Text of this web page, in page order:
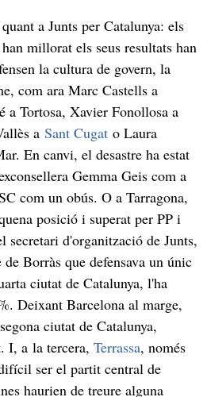
a Junts per Catalunya: els
millorat els seus resultats han
la cultura de govern, la
com ara Marc Castells a
a Tortosa, Xavier Fonollosa a
a Sant Cugato Laura
En canvi, el desastre ha estat
Gemma Geis com a
com un obús. O a Tarragona,
posició i superat per PP i
d'organització de Junts,
Borràs que defensava un únic
ciutat de Catalunya, l'ha
Deixant Barcelona al marge,
ciutat de Catalunya,
I, a la tercera, Terrassa, només
ser el partit central de
haurien de treure alguna